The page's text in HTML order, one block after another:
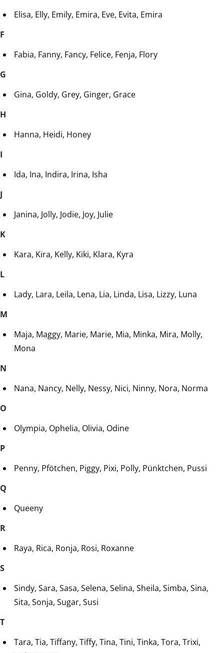
Elisa, Elly, Emily, Emira, Eve, Evita, Emira
F
Fabia, Fanny, Fancy, Felice, Fenja, Flory
G
Gina, Goldy, Grey, Ginger, Grace
H
Hanna, Heidi, Honey
I
Ida, Ina, Indira, Irina, Isha
J
Janina, Jolly, Jodie, Joy, Julie
K
Kara, Kira, Kelly, Kiki, Klara, Kyra
L
Lady, Lara, Leila, Lena, Lia, Linda, Lisa, Lizzy, Luna
M
Maja, Maggy, Marie, Marie, Mia, Minka, Mira, Molly,
Mona
N
Nana, Nancy, Nelly, Nessy, Nici, Ninny, Nora, Norma
O
Olympia, Ophelia, Olivia, Odine
P
Penny, Pfötchen, Piggy, Pixi, Polly, Pünktchen, Pussi
Q
Queeny
R
Raya, Rica, Ronja, Rosi, Roxanne
S
Sindy, Sara, Sasa, Selena, Selina, Sheila, Simba, Sina,
Sita, Sonja, Sugar, Susi
T
Tara, Tia, Tiffany, Tiffy, Tina, Tini, Tinka, Tora, Trixi,